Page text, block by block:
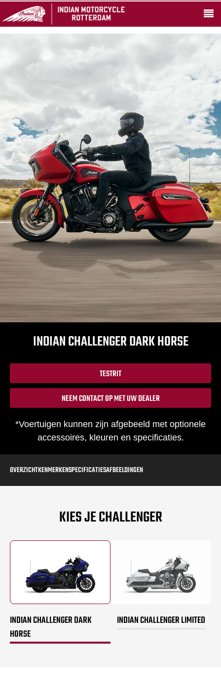
INDIAN CHALLENGER DARK HORSE
TESTRIT
NEEM CONTACT OP MET UW DEALER
*Voertuigen kunnen zijn afgebeeld met optionele
accessoires, kleuren en specificaties.
OVERZICHTKENMERKENSPECIFICATIESAFBEELDINGEN
KIES JE CHALLENGER
INDIAN CHALLENGER DARK
HORSE
INDIAN CHALLENGER LIMITED